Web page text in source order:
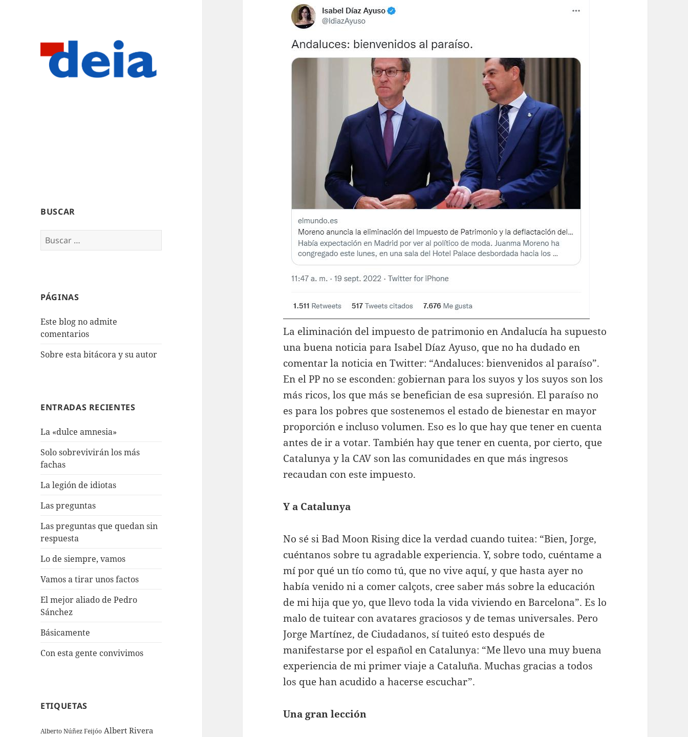
BUSCAR
Buscar:
PÁGINAS
Este blog no admite
comentarios
Sobre esta bitácora y su autor
ENTRADAS RECIENTES
La «dulce amnesia»
Solo sobrevivirán los más
fachas
La legión de idiotas
Las preguntas
Las preguntas que quedan sin
respuesta
Lo de siempre, vamos
Vamos a tirar unos factos
El mejor aliado de Pedro
Sánchez
Básicamente
Con esta gente convivimos
ETIQUETAS
Alberto Núñez Feijóo Albert Rivera
La eliminación del impuesto de patrimonio en Andalucía ha supuesto
una buena noticia para Isabel Díaz Ayuso, que no ha dudado en
comentar la noticia en Twitter: “Andaluces: bienvenidos al paraíso”.
En el PP no se esconden: gobiernan para los suyos y los suyos son los
más ricos, los que más se benefician de esa supresión. El paraíso no
es para los pobres que sostenemos el estado de bienestar en mayor
proporción e incluso volumen. Eso es lo que hay que tener en cuenta
antes de ir a votar. También hay que tener en cuenta, por cierto, que
Catalunya y la CAV son las comunidades en que más ingresos
recaudan con este impuesto.
Y a Catalunya
No sé si Bad Moon Rising dice la verdad cuando tuitea: “Bien, Jorge,
cuéntanos sobre tu agradable experiencia. Y, sobre todo, cuéntame a
mí por qué un tío como tú, que no vive aquí, y que hasta ayer no
había venido ni a comer calçots, cree saber más sobre la educación
de mi hija que yo, que llevo toda la vida viviendo en Barcelona”. Es lo
malo de tuitear con avatares graciosos y de temas universales. Pero
Jorge Martínez, de Ciudadanos, sí tuiteó esto después de
manifestarse por el español en Catalunya: “Me llevo una muy buena
experiencia de mi primer viaje a Cataluña. Muchas gracias a todos
los que han acudido a hacerse escuchar”.
Una gran lección